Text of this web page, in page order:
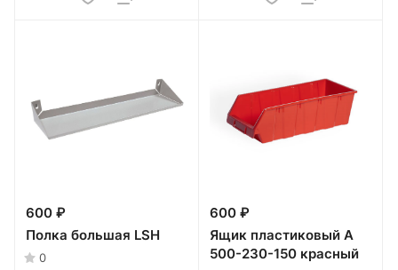
600 ₽
Полка большая LSH
0
600 ₽
Ящик пластиковый А
500-230-150 красный